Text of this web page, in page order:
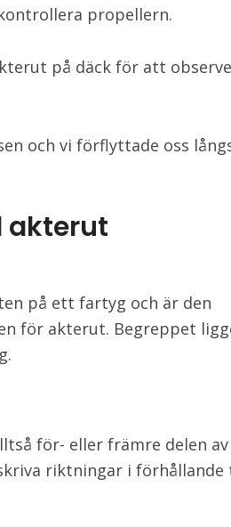
propellern.
på däck för att
och vi förflyttade oss
akterut
på ett fartyg och är den
för akterut. Begreppet
för- eller främre delen
riktningar i förhållande